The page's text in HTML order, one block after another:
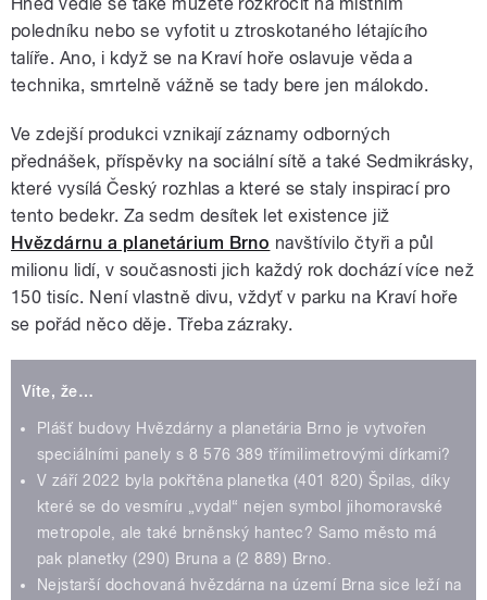
poledníku nebo se vyfotit u ztroskotaného létajícího
talíře. Ano, i když se na Kraví hoře oslavuje věda a
technika, smrtelně vážně se tady bere jen málokdo.
Ve zdejší produkci vznikají záznamy odborných
přednášek, příspěvky na sociální sítě a také Sedmikrásky,
které vysílá Český rozhlas a které se staly inspirací pro
tento bedekr. Za sedm desítek let existence již
Hvězdárnu a planetárium Brno navštívilo čtyři a půl
milionu lidí, v současnosti jich každý rok dochází více než
150 tisíc. Není vlastně divu, vždyť v parku na Kraví hoře
se pořád něco děje. Třeba zázraky.
Víte, že…
Plášť budovy Hvězdárny a planetária Brno je vytvořen
speciálními panely s 8 576 389 třímilimetrovými dírkami?
V září 2022 byla pokřtěna planetka (401 820) Špilas, díky
které se do vesmíru „vydal“ nejen symbol jihomoravské
metropole, ale také brněnský hantec? Samo město má
pak planetky (290) Bruna a (2 889) Brno.
Nejstarší dochovaná hvězdárna na území Brna sice leží na